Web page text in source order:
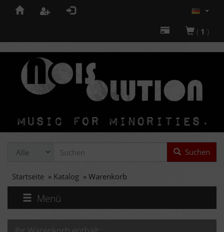
( 1 )
Suchen
Startseite » Katalog » Warenkorb
Menü